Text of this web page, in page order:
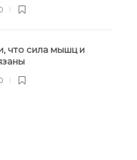
что сила мышц и